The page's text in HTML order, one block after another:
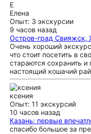
Е
Елена
Опыт: 3 экскурсии
9 часов назад
Остров-град Свияжск,
Очень хороший
что стоит посетить в
стараются сохранить
настоящий кошачий
ксения
Опыт: 11 экскурсий
10 часов назад
Казань: первые
спасибо большое за